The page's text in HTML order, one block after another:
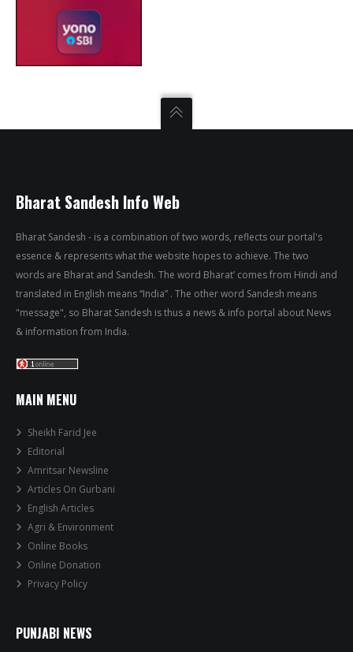
Bharat Sandesh Info Web
Bharat Sandesh - is a combination of two words, reflects our portal's
essence & represents what the website hopes to achieve. The two
words are Bharat and Sandesh. The word Bharat’ comes from Hindi and
translated in English means “India” . The other word Sandesh means
"message", so Bharat Sandesh is thus a news & info portal about News
& information from India.
MAIN MENU
Sheikh Farid Jee
Editorial
Amritsar Newsline
Articles On Gurbani
English Articles
Agri & Environment
Online Books
Online Donation
Privacy Policy
PUNJABI NEWS